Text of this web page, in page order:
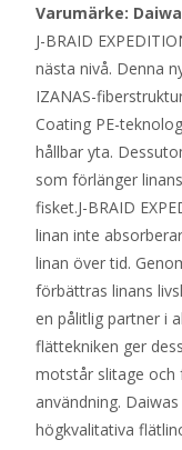
Varumärke: Daiwa
J-BRAID
nästa nivå. Denna
IZANAS-
Coating PE-
hållbar yta.
som förlänger
fisket.J-BRAID
linan inte
linan över tid.
förbättras linans
en pålitlig partner i
flättekniken ger
motstår slitage och
användning.
högkvalitativa